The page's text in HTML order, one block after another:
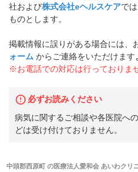
社および株式会社eヘルスケアで
ものとします。
掲載情報に誤りがある場合には、
ォーム からご連絡をいただけます
※お電話での対応は行っておりま
必ずお読みください
病気に関するご相談や各医院へ
どは受け付けておりません。
中頭郡西原町の医療法人愛和会 あいわクリ